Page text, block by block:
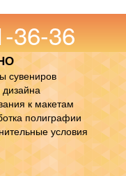
36-36
сувениров
дизайна
к макетам
полиграфии
условия